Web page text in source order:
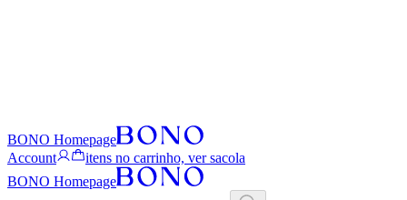
BONO Homepage
Account
itens no carrinho, ver sacola
BONO Homepage